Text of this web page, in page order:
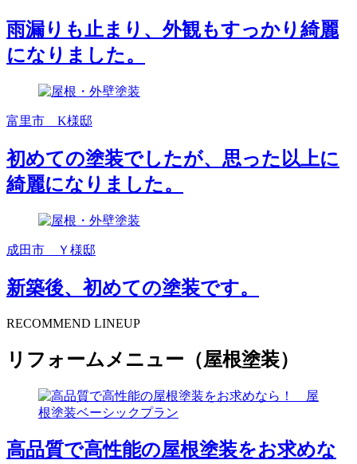
雨漏りも止まり、外観もすっかり綺麗
になりました。
富里市 K様邸
初めての塗装でしたが、思った以上に
綺麗になりました。
成田市 Ｙ様邸
新築後、初めての塗装です。
RECOMMEND LINEUP
リフォームメニュー（屋根塗装）
高品質で高性能の屋根塗装をお求めな